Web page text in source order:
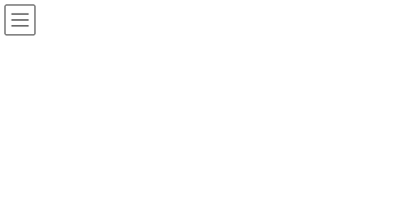
コ
ン
ナ
ビ